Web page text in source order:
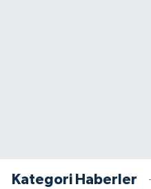
Kategori Haberler